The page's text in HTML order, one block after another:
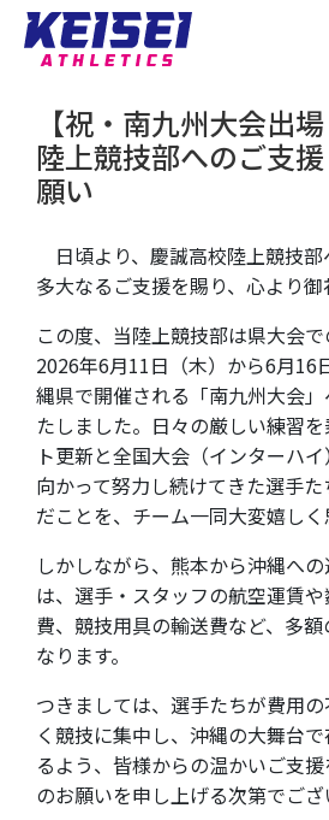
【祝・南九州大会出
陸上競技部へのご支
願い
日頃より、慶誠高校陸上競技部
多大なるご支援を賜り、心より御
この度、当陸上競技部は県大会で
2026年6月11日（木）から6月16
縄県で開催される「南九州大会
たしました。日々の厳しい練習
ト更新と全国大会（インターハ
向かって努力し続けてきた選手
だことを、チーム一同大変嬉しく
しかしながら、熊本から沖縄へ
は、選手・スタッフの航空運賃
費、競技用具の輸送費など、多
なります。
つきましては、選手たちが費用
く競技に集中し、沖縄の大舞台
るよう、皆様からの温かいご支
のお願いを申し上げる次第でござ